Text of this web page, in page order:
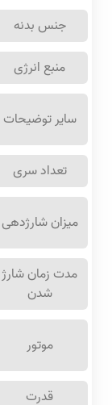
جنس بدنه
منبع انرژی
سایر توضیحات
تعداد سری
میزان شارژدهی
مدت زمان شارژ
شدن
موتور
قدرت